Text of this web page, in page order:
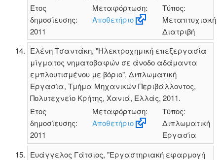
Έτος
δημοσίευσης:
2011
Μεταφόρτωση:
Αποθετήριο
Τύπος:
Μεταπτυχιακή
Διατριβή
Ελένη Τσαντάκη, "Ηλεκτροχημική επεξεργασία
μίγματος νηματοβαφών σε άνοδο αδάμαντα
εμπλουτισμένου με βόριο", Διπλωματική
Εργασία, Τμήμα Μηχανικών Περιβάλλοντος,
Πολυτεχνείο Κρήτης, Χανιά, Ελλάς, 2011.
Έτος
δημοσίευσης:
2011
Μεταφόρτωση:
Αποθετήριο
Τύπος:
Διπλωματική
Εργασία
Ευάγγελος Γάτσιος, "Εργαστηριακή εφαρμογή